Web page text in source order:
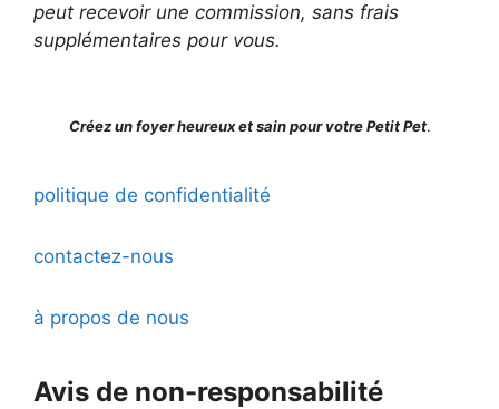
peut recevoir une commission, sans frais
supplémentaires pour vous.
Créez un foyer heureux et sain pour votre Petit Pet.
politique de confidentialité
contactez-nous
à propos de nous
Avis de non-responsabilité